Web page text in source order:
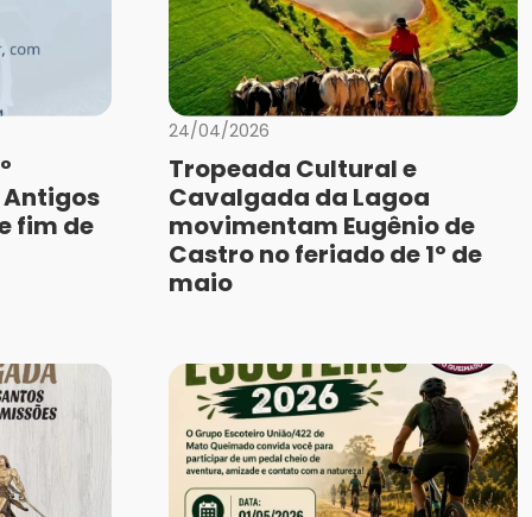
Antigos
fim de
24/04/2026
Tropeada Cultural e
Cavalgada da Lagoa
movimentam Eugênio de
Castro no feriado de 1º de
maio